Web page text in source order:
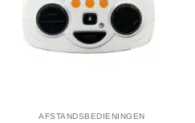
verlanglijst
AFSTANDSBEDIENINGEN